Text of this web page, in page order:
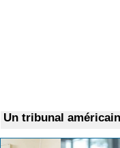
tribunal américain